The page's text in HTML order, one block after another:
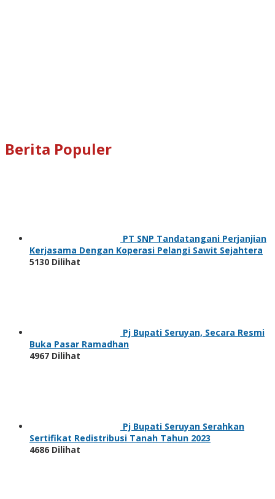
Berita Populer
PT SNP Tandatangani Perjanjian
Kerjasama Dengan Koperasi Pelangi Sawit Sejahtera
5130 Dilihat
Pj Bupati Seruyan, Secara Resmi
Buka Pasar Ramadhan
4967 Dilihat
Pj Bupati Seruyan Serahkan
Sertifikat Redistribusi Tanah Tahun 2023
4686 Dilihat